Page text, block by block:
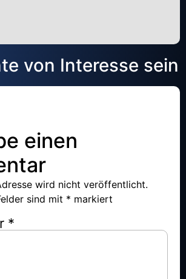
von Interesse sein
einen
wird nicht veröffentlicht.
sind mit * markiert
*